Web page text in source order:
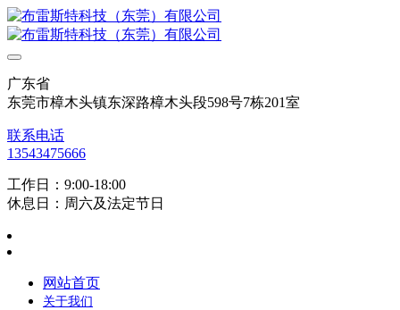
广东省
东莞市樟木头镇东深路樟木头段598号7栋201室
联系电话
13543475666
工作日：9:00-18:00
休息日：周六及法定节日
网站首页
关于我们